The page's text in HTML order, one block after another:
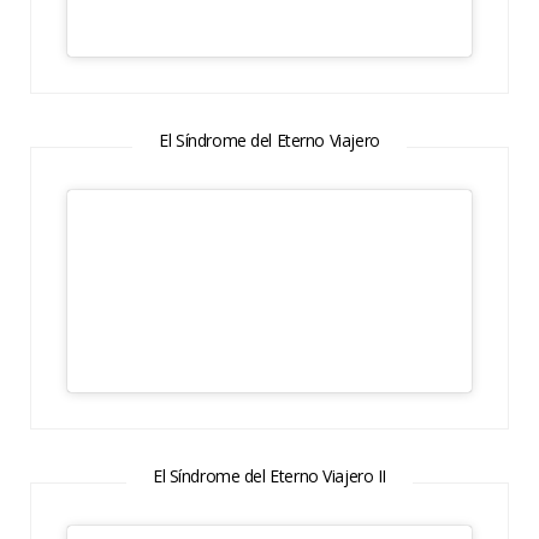
El Síndrome del Eterno Viajero
El Síndrome del Eterno Viajero II